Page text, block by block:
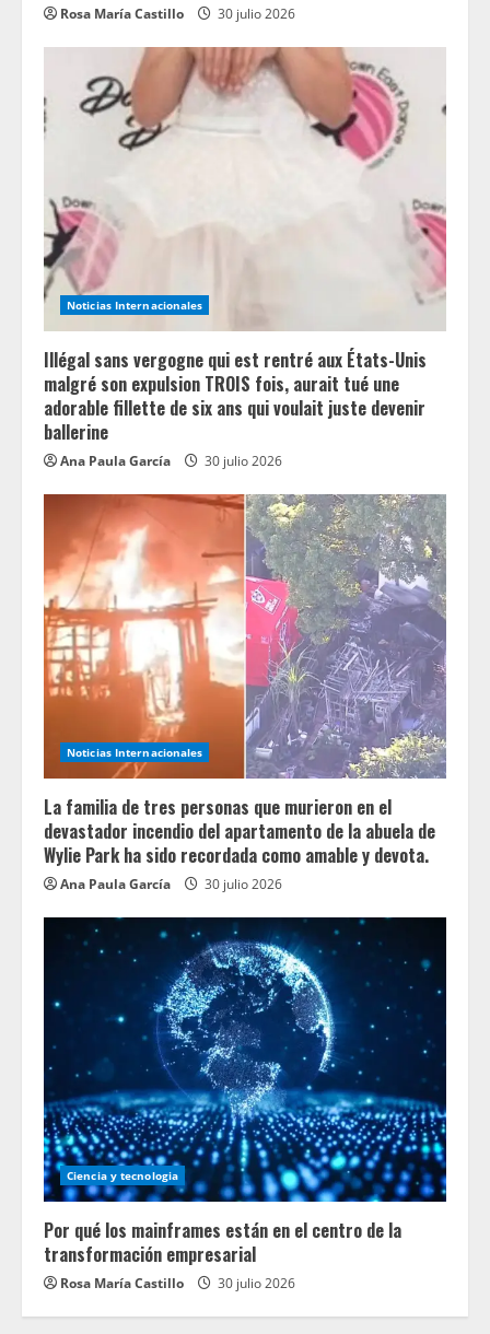
Rosa María Castillo 30 julio 2026
Noticias Internacionales
Illégal sans vergogne qui est rentré aux États-Unis
malgré son expulsion TROIS fois, aurait tué une
adorable fillette de six ans qui voulait juste devenir
ballerine
Ana Paula García 30 julio 2026
Noticias Internacionales
La familia de tres personas que murieron en el
devastador incendio del apartamento de la abuela de
Wylie Park ha sido recordada como amable y devota.
Ana Paula García 30 julio 2026
Ciencia y tecnologia
Por qué los mainframes están en el centro de la
transformación empresarial
Rosa María Castillo 30 julio 2026